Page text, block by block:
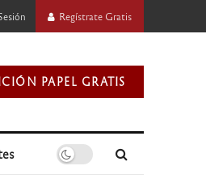
Regístrate Gratis
PAPEL GRATIS